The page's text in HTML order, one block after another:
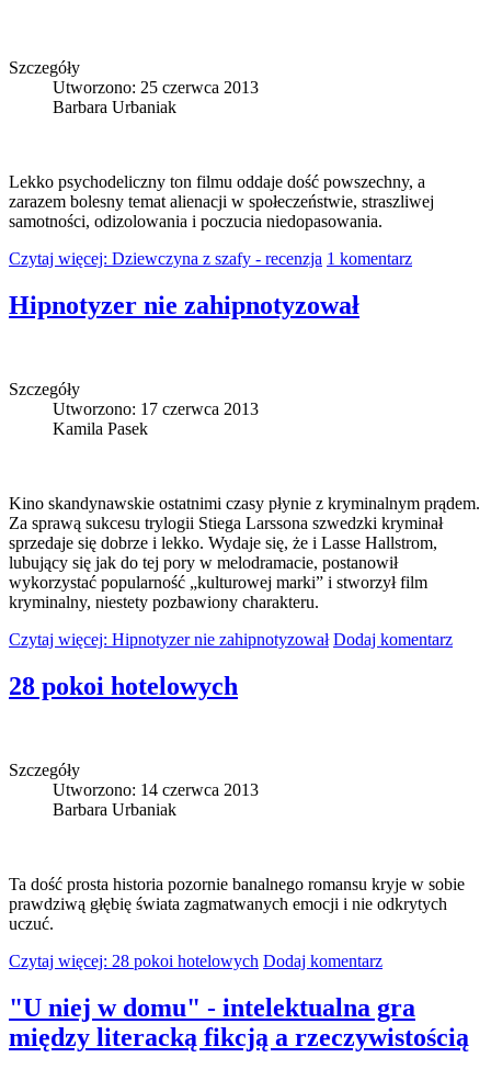
Szczegóły
Utworzono: 25 czerwca 2013
Barbara Urbaniak
Lekko psychodeliczny ton filmu oddaje dość powszechny, a
zarazem bolesny temat alienacji w społeczeństwie, straszliwej
samotności, odizolowania i poczucia niedopasowania.
Czytaj więcej: Dziewczyna z szafy - recenzja 1 komentarz
Hipnotyzer nie zahipnotyzował
Szczegóły
Utworzono: 17 czerwca 2013
Kamila Pasek
Kino skandynawskie ostatnimi czasy płynie z kryminalnym prądem.
Za sprawą sukcesu trylogii Stiega Larssona szwedzki kryminał
sprzedaje się dobrze i lekko. Wydaje się, że i Lasse Hallstrom,
lubujący się jak do tej pory w melodramacie, postanowił
wykorzystać popularność „kulturowej marki” i stworzył film
kryminalny, niestety pozbawiony charakteru.
Czytaj więcej: Hipnotyzer nie zahipnotyzował Dodaj komentarz
28 pokoi hotelowych
Szczegóły
Utworzono: 14 czerwca 2013
Barbara Urbaniak
Ta dość prosta historia pozornie banalnego romansu kryje w sobie
prawdziwą głębię świata zagmatwanych emocji i nie odkrytych
uczuć.
Czytaj więcej: 28 pokoi hotelowych Dodaj komentarz
"U niej w domu" - intelektualna gra
między literacką fikcją a rzeczywistością